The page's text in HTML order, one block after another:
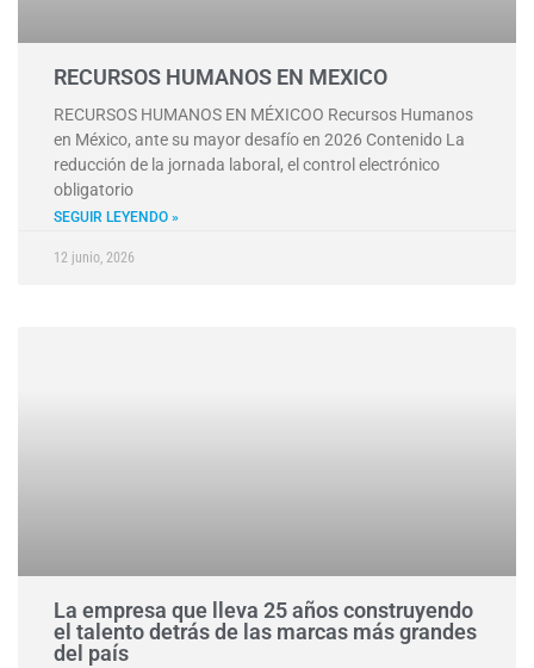
RECURSOS HUMANOS EN MEXICO
RECURSOS HUMANOS EN MÉXICOO Recursos Humanos
en México, ante su mayor desafío en 2026 Contenido La
reducción de la jornada laboral, el control electrónico
obligatorio
SEGUIR LEYENDO »
12 junio, 2026
La empresa que lleva 25 años construyendo
el talento detrás de las marcas más grandes
del país